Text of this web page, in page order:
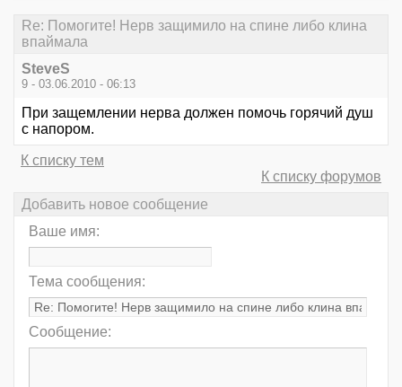
Re: Помогите! Нерв защимило на спине либо клина
впаймала
SteveS
9 - 03.06.2010 - 06:13
При защемлении нерва должен помочь горячий душ
с напором.
К списку тем
К списку форумов
Добавить новое сообщение
Ваше имя:
Тема сообщения:
Сообщение: